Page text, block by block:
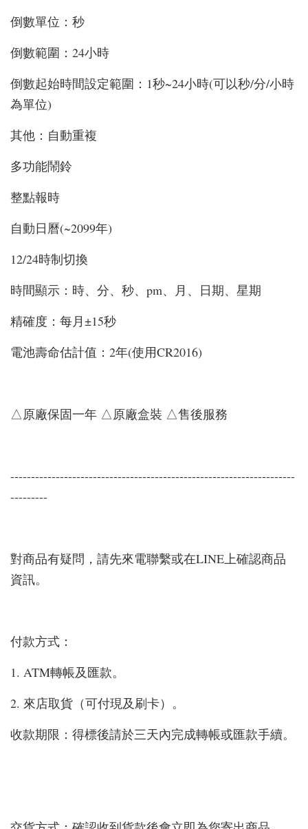
倒數單位：秒
倒數範圍：24小時
倒數起始時間設定範圍：1秒~24小時(可以秒/分/小時
為單位)
其他：自動重複
多功能鬧鈴
整點報時
自動日曆(~2099年)
12/24時制切換
時間顯示：時、分、秒、pm、月、日期、星期
精確度：每月±15秒
電池壽命估計值：2年(使用CR2016)
△原廠保固一年 △原廠盒裝 △售後服務
---------------------------------------------------------------------
---------
對商品有疑問，請先來電聯繫或在LINE上確認商品
資訊。
付款方式：
1. ATM轉帳及匯款。
2. 來店取貨（可付現及刷卡）。
收款期限：得標後請於三天內完成轉帳或匯款手續。